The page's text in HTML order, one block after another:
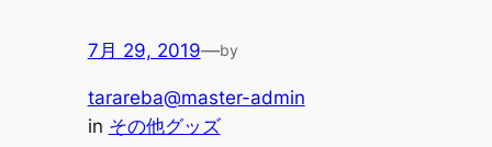
7月 29, 2019—by
tarareba@master-admin
in その他グッズ